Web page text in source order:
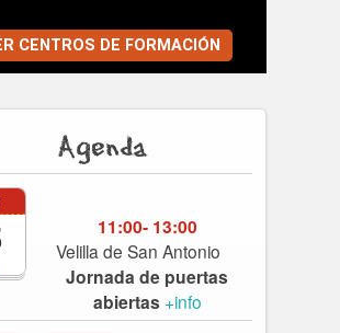
CENTROS DE FORMACIÓN
Agenda
11:00- 13:00
Velilla de San Antonio
Jornada de puertas
abiertas +info